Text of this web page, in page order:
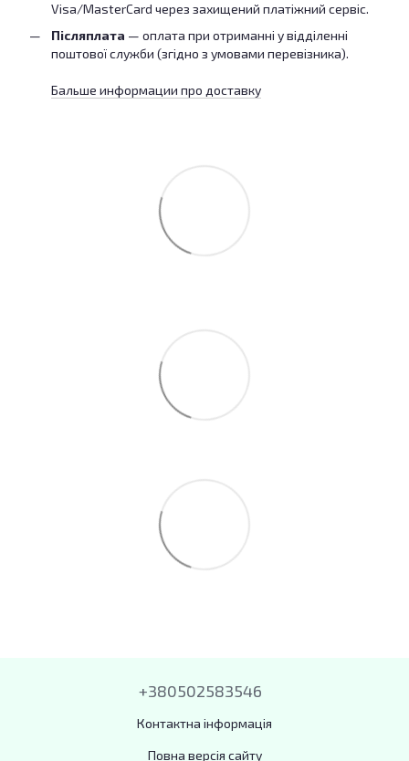
Visa/MasterCard через захищений платіжний сервіс.
Післяплата — оплата при отриманні у відділенні
поштової служби (згідно з умовами перевізника).
Бальше информации про доставку
+380502583546
Контактна інформація
Повна версія сайту